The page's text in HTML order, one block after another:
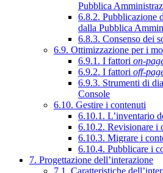
Pubblica
6.8.2. Pubblicazione
dalla Pubblica
6.8.3. Consenso dei
6.9. Ottimizzazione per i
6.9.1. I fattori on-
6.9.2. I fattori off-
6.9.3. Strumenti di
Console
6.10. Gestire i contenuti
6.10.1. L’inventario
6.10.2. Revisionare i
6.10.3. Migrare i
6.10.4. Pubblicare i
7. Progettazione dell’interazione
7.1. Caratteristiche